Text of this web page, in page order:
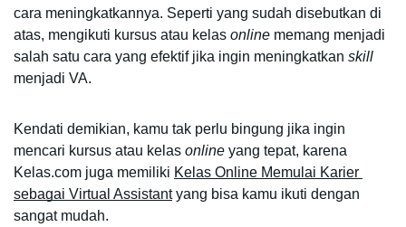
cara meningkatkannya. Seperti yang sudah disebutkan di
atas, mengikuti kursus atau kelas online memang menjadi
salah satu cara yang efektif jika ingin meningkatkan
menjadi VA.
Kendati demikian, kamu tak perlu bingung jika ingin
mencari kursus atau kelas online yang tepat, karena
Kelas.com juga memiliki Kelas Online Memulai Karier
sebagai Virtual Assistant yang bisa kamu ikuti dengan
sangat mudah.